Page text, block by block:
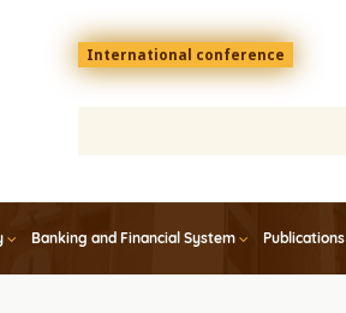
Menu
top
En
International conference
Banking and Financial System Publications